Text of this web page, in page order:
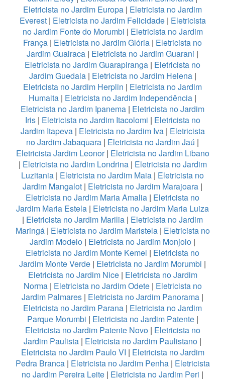
Eletricista no Jardim Europa | Eletricista no Jardim
Everest| Eletricista no Jardim Felicidade| Eletricista
no Jardim Fonte do Morumbi | Eletricista no Jardim
França | Eletricista no Jardim Glória | Eletricista no
Jardim Guairaca | Eletricista no Jardim Guarani |
Eletricista no Jardim Guarapiranga | Eletricista no
Jardim Guedala| Eletricista no Jardim Helena|
Eletricista no Jardim Herplin | Eletricista no Jardim
Humaita | Eletricista no Jardim Independência |
Eletricista no Jardim Ipanema | Eletricista no Jardim
Iris| Eletricista no Jardim Itacolomi | Eletricista no
Jardim Itapeva| Eletricista no Jardim Iva| Eletricista
no Jardim Jabaquara | Eletricista no Jardim Jaú |
Eletricista Jardim Leonor| Eletricista no Jardim Libano
| Eletricista no Jardim Londrina| Eletricista no Jardim
Luzitania | Eletricista no Jardim Maia | Eletricista no
Jardim Mangalot | Eletricista no Jardim Marajoara |
Eletricista no Jardim Maria Amalia | Eletricista no
Jardim Maria Estela | Eletricista no Jardim Maria Luiza
| Eletricista no Jardim Marilia | Eletricista no Jardim
Maringá| Eletricista no Jardim Maristela| Eletricista no
Jardim Modelo | Eletricista no Jardim Monjolo |
Eletricista no Jardim Monte Kemel | Eletricista no
Jardim Monte Verde | Eletricista no Jardim Morumbi |
Eletricista no Jardim Nice| Eletricista no Jardim
Norma| Eletricista no Jardim Odete| Eletricista no
Jardim Palmares | Eletricista no Jardim Panorama |
Eletricista no Jardim Parana | Eletricista no Jardim
Parque Morumbi | Eletricista no Jardim Patente|
Eletricista no Jardim Patente Novo| Eletricista no
Jardim Paulista | Eletricista no Jardim Paulistano |
Eletricista no Jardim Paulo VI | Eletricista no Jardim
Pedra Branca| Eletricista no Jardim Penha| Eletricista
no Jardim Pereira Leite | Eletricista no Jardim Peri |